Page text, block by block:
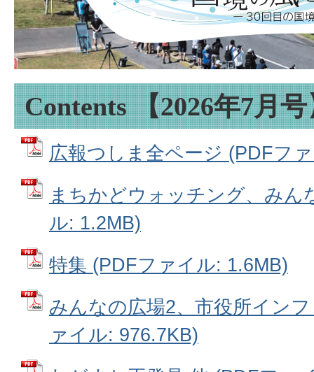
Contents 【2026年7月号
広報つしま全ページ (PDFフ
まちかどウォッチング、みん
ル: 1.2MB)
特集 (PDFファイル: 1.6MB)
みんなの広場2、市役所イン
ァイル: 976.7KB)